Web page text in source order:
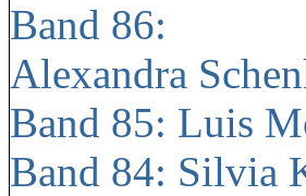
Band 86:
Alexandra
Band 85: Luis
Band 84: Silvia